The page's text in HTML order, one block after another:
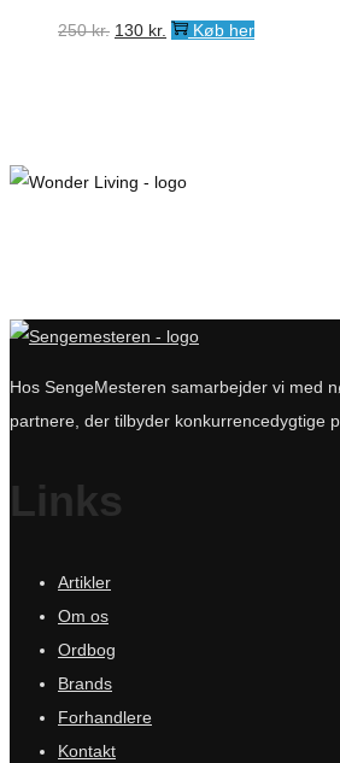
250kr. Den
130 kr. DenKøb her
Hos SengeMesteren samarbejder vi med
partnere, der tilbyder konkurrencedygtige
Links
Artikler
Om os
Ordbog
Brands
Forhandlere
Kontakt